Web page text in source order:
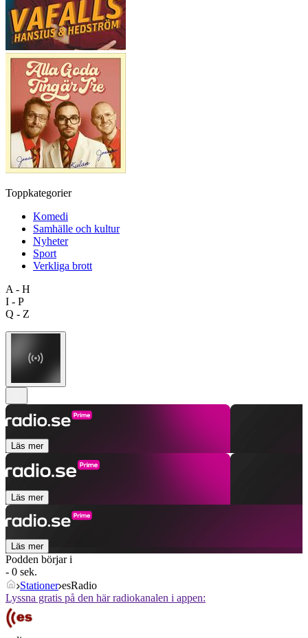
Toppkategorier
Komedi
Samhälle och kultur
Nyheter
Sport
Verkliga brott
A - H
I - P
Q - Z
Läs mer
Läs mer
Läs mer
Podden börjar i
- 0 sek.
Stationer esRadio
Lyssna gratis på den här radiokanalen i appen: